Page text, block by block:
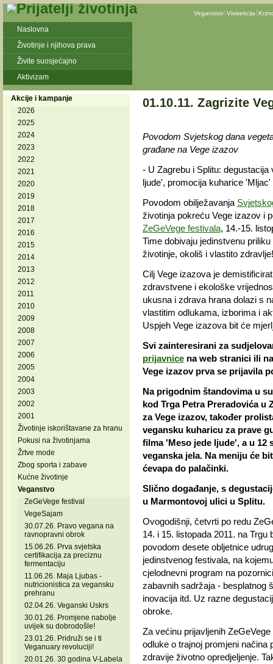
Veganstvo Vivisekcija
Naslovna
Životinje i njihova prava
Živite suosjećajno
Aktivizam
Akcije i kampanje
2026
2025
2024
2023
2022
2021
2020
2019
2018
2017
2016
2015
2014
2013
2012
2011
2010
2009
2008
2007
2006
2005
2004
2003
2002
2001
Životinje iskorištavane za hranu
Pokusi na životinjama
Žrtve mode
Zbog sporta i zabave
Kućne životinje
Veganstvo
ZeGeVege festival
VegeSajam
30.07.26. Pravo vegana na
ravnopravni obrok
15.06.26. Prva svjetska
certifikacija za preciznu
fermentaciju
11.06.26. Maja Ljubas -
nutricionistica za vegansku
prehranu
02.04.26. Veganski Uskrs
30.01.26. Promjene nabolje
uvijek su dobrodošle!
23.01.26. Pridruži se i ti
Veganuary revoluciji!
20.01.26. 30 godina V-Labela
01.10.11. Zagrizite
Povodom Svjetskog dana
građane na Vege izazov
- U Zagrebu i Splitu:
ljude', promocija kuharice 'Mljac'
Povodom obilježavanja
životinja pokreću Vege izazov i
ZeGeVege festivala, 14.-15.
Time dobivaju jedinstvenu
životinje, okoliš i vlastito zdravlje!
Cilj Vege izazova je
zdravstvene i ekološke
ukusna i zdrava hrana dolazi s
vlastitim odlukama, izborima i
Uspjeh Vege izazova bit će
Svi zainteresirani za
prijavnicena web stranici ili
Vege izazov prva se prijavila
Na prigodnim štandovima u
kod Trga Petra Preradovića u
za Vege izazov, također
vegansku kuharicu za prave
filma 'Meso jede ljude', a u 12
veganska jela. Na meniju će
ćevapa do palačinki.
Slično događanje, s
u Marmontovoj ulici u Splitu.
Ovogodišnji, četvrti po redu
14. i 15. listopada 2011. na
povodom desete obljetnice
jedinstvenog festivala, na
cjelodnevni program na
zabavnih sadržaja - besplatnog
inovacija itd. Uz razne
obroke.
Za većinu prijavljenih
odluke o trajnoj promjeni načina
zdravije životno opredjeljenje.